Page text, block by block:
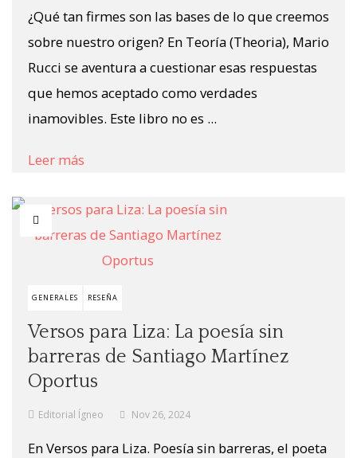
¿Qué tan firmes son las bases de lo que creemos
sobre nuestro origen? En Teoría (Theoria), Mario
Rucci se aventura a cuestionar esas respuestas
que hemos aceptado como verdades
inamovibles. Este libro no es ...
Leer más
GENERALES RESEÑA
Versos para Liza: La poesía sin
barreras de Santiago Martínez
Oportus
Editorial Ígneo Nov 26, 2024
En Versos para Liza. Poesía sin barreras, el poeta